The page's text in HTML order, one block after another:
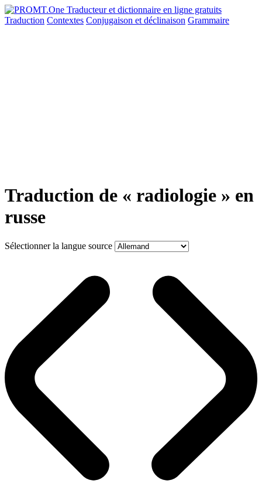
Traduction Contextes Conjugaison et déclinaison Grammaire
Traduction de « radiologie » en
russe
Sélectionner la langue source